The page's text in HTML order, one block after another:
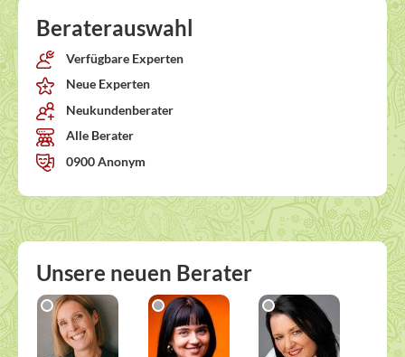
Beraterauswahl
Verfügbare Experten
Neue Experten
Neukundenberater
Alle Berater
0900 Anonym
Unsere neuen Berater